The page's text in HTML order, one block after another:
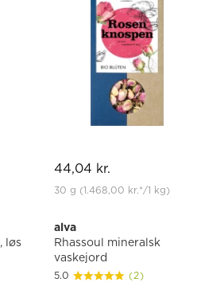
44,04 kr.
30 g (1.468,00 kr.*/1 kg)
løs
alva
Rhassoul mineralsk
vaskejord
5.0 (2)